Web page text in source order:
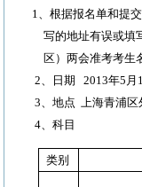
1、根据报名单和提
写的地址有误或填
区）两会准考考生
2、日期 2013年5 月
3、地点 上海青浦区
4、科目
类别